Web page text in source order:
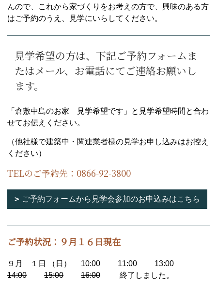
んので、これから家づくりをお考えの方で、興味のある方
はご予約のうえ、見学にいらしてください。
見学希望の方は、下記ご予約フォームま
たはメール、お電話にてご連絡お願いし
ます。
「倉敷中島のお家 見学希望です」と見学希望時間と合わ
せてお伝えください。
（他社様で建築中・関連業者様の見学お申し込みはお控え
ください）
TELのご予約先：0866-92-3800
ご予約フォームから見学会参加のお申込みはこちら
ご予約状況：９月１６日現在
９月 １日 （日） 10:00 11:00
13:00
14:00
15:00 16:00 終了しました。